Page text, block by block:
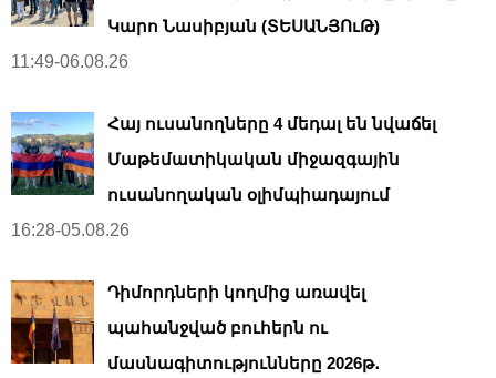
Կարո Նասիբյան (ՏԵՍԱՆՅՈւԹ)
11:49-06.08.26
Հայ ուսանողները 4 մեդալ են նվաճել
Մաթեմատիկական միջազգային
ուսանողական օլիմպիադայում
16:28-05.08.26
Դիմորդների կողմից առավել
պահանջված բուհերն ու
մասնագիտությունները 2026թ․